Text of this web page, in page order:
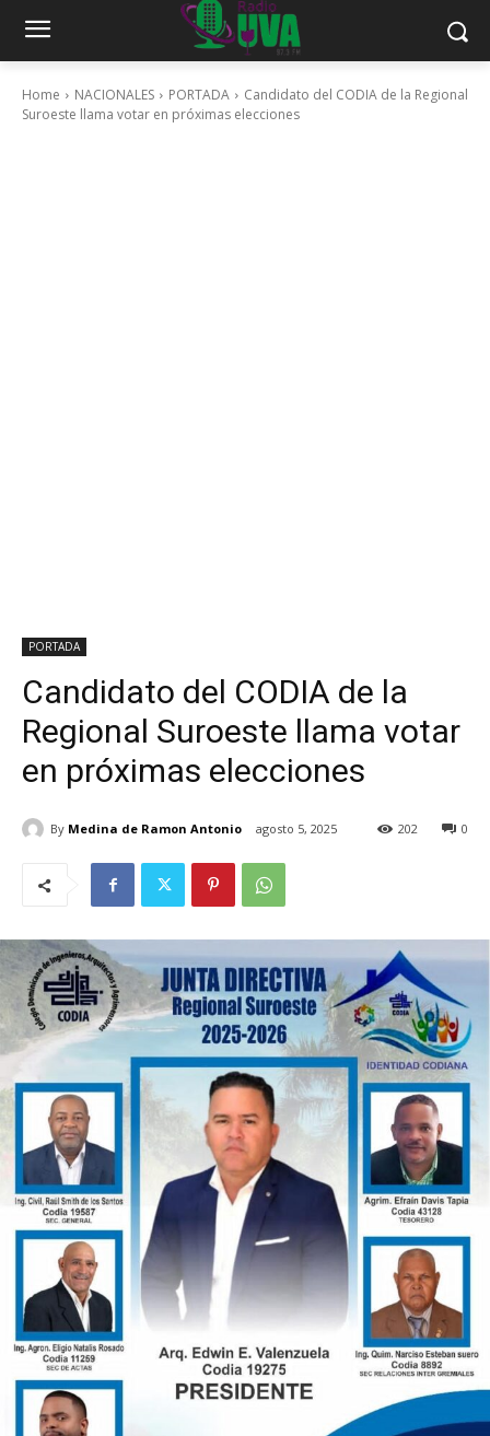
Home NACIONALES PORTADA
Candidato del CODIA de la Regional
Suroeste llama votar en próximas elecciones
PORTADA
Candidato del CODIA de la
Regional Suroeste llama votar
en próximas elecciones
By Medina de Ramon Antonio agosto 5, 2025 0
202